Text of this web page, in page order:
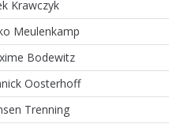
Krawczyk
Meulenkamp
Bodewitz
Oosterhoff
Trenning